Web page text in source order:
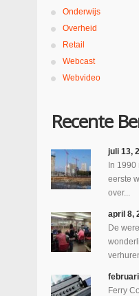
Onderwijs
Overheid
Retail
Webcast
Webvideo
Recente
juli 13,
In
eerste
over...
april 8,
De
Ferry